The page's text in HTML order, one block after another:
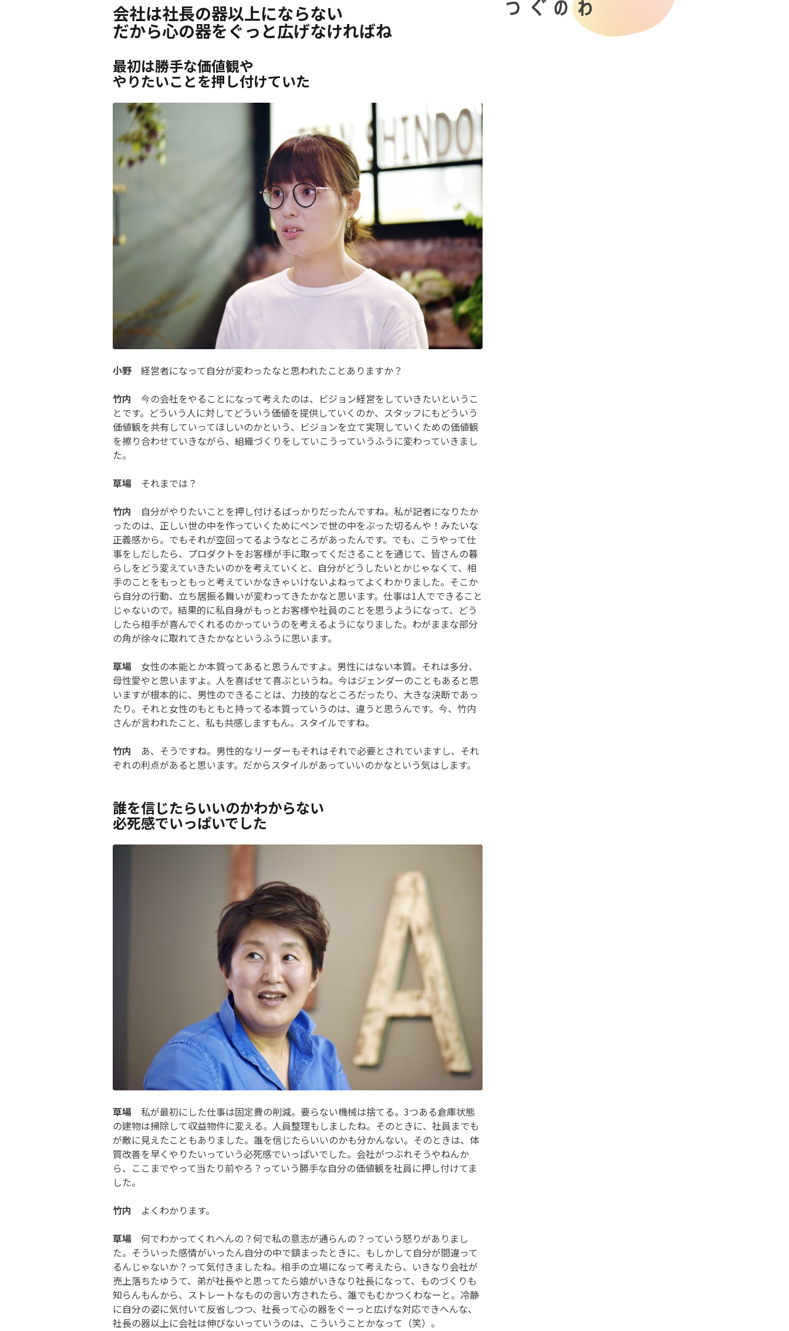
会社は社長の器以上にならない
だから心の器をぐっと広げなければね
最初は勝手な価値観や
やりたいことを押し付けていた
小野 経営者になって自分が変わったなと思われたことありますか？
竹内 今の会社をやることになって考えたのは、ビジョン経営をしていきたいというこ
とです。どういう人に対してどういう価値を提供していくのか、スタッフにもどういう
価値観を共有していってほしいのかという、ビジョンを立て実現していくための価値観
を擦り合わせていきながら、組織づくりをしていこうっていうふうに変わっていきまし
た。
草場 それまでは？
竹内 自分がやりたいことを押し付けるばっかりだったんですね。私が記者になりたか
ったのは、正しい世の中を作っていくためにペンで世の中をぶった切るんや！みたいな
正義感から。でもそれが空回ってるようなところがあったんです。でも、こうやって仕
事をしだしたら、プロダクトをお客様が手に取ってくださることを通じて、皆さんの暮
らしをどう変えていきたいのかを考えていくと、自分がどうしたいとかじゃなくて、相
手のことをもっともっと考えていかなきゃいけないよねってよくわかりました。そこか
ら自分の行動、立ち居振る舞いが変わってきたかなと思います。仕事は1人でできること
じゃないので。結果的に私自身がもっとお客様や社員のことを思うようになって、どう
したら相手が喜んでくれるのかっていうのを考えるようになりました。わがままな部分
の角が徐々に取れてきたかなというふうに思います。
草場 女性の本能とか本質ってあると思うんですよ。男性にはない本質。それは多分、
母性愛やと思いますよ。人を喜ばせて喜ぶというね。今はジェンダーのこともあると思
いますが根本的に、男性のできることは、力技的なところだったり、大きな決断であっ
たり。それと女性のもともと持ってる本質っていうのは、違うと思うんです。今、竹内
さんが言われたこと、私も共感しますもん。スタイルですね。
竹内 あ、そうですね。男性的なリーダーもそれはそれで必要とされていますし、それ
ぞれの利点があると思います。だからスタイルがあっていいのかなという気はします。
誰を信じたらいいのかわからない
必死感でいっぱいでした
草場 私が最初にした仕事は固定費の削減。要らない機械は捨てる。3つある倉庫状態
の建物は掃除して収益物件に変える。人員整理もしましたね。そのときに、社員までも
が敵に見えたこともありました。誰を信じたらいいのかも分かんない。そのときは、体
質改善を早くやりたいっていう必死感でいっぱいでした。会社がつぶれそうやねんか
ら、ここまでやって当たり前やろ？っていう勝手な自分の価値観を社員に押し付けてま
した。
竹内 よくわかります。
草場 何でわかってくれへんの？何で私の意志が通らんの？っていう怒りがありまし
た。そういった感情がいったん自分の中で鎮まったときに、もしかして自分が間違って
るんじゃないか？って気付きましたね。相手の立場になって考えたら、いきなり会社が
売上落ちたゆうて、弟が社長やと思ってたら娘がいきなり社長になって、ものづくりも
知らんもんから、ストレートなものの言い方されたら、誰でもむかつくわなーと。冷静
に自分の姿に気付いて反省しつつ、社長って心の器をぐーっと広げな対応できへんな、
社長の器以上に会社は伸びないっていうのは、こういうことかなって（笑）。